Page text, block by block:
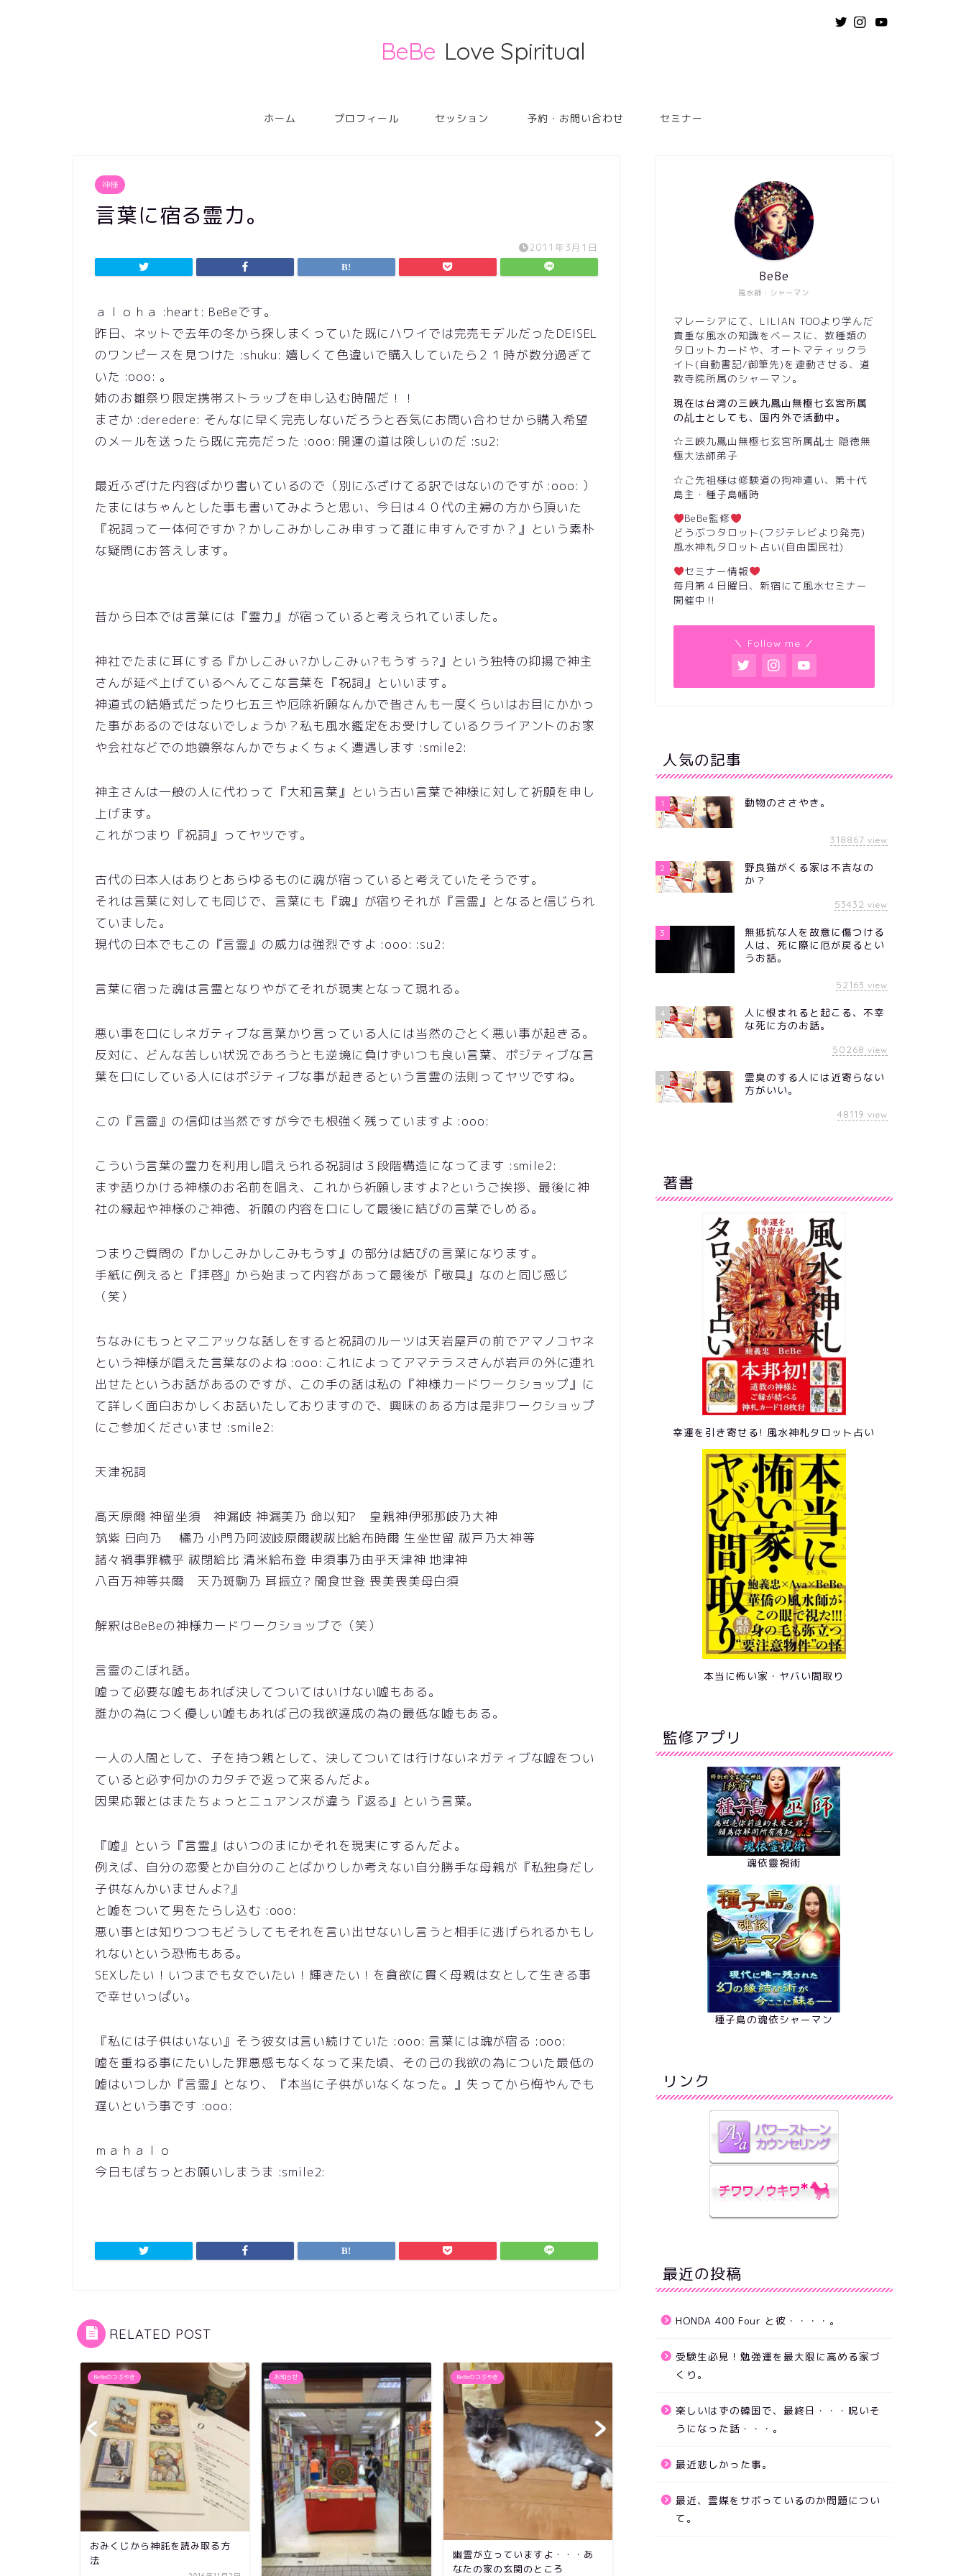
BeBe Love Spiritual
ホーム プロフィール セッション 予約・お問い合わせ セミナー
神様
言葉に宿る霊力。
2011年3月1日
ａｌｏｈａ :heart: BeBeです。
昨日、ネットで去年の冬から探しまくっていた既にハワイでは完売モデルだったDEISEL
のワンピースを見つけた :shuku: 嬉しくて色違いで購入していたら２１時が数分過ぎて
いた :ooo: 。
姉のお雛祭り限定携帯ストラップを申し込む時間だ！！
まさか :deredere: そんなに早く完売しないだろうと呑気にお問い合わせから購入希望
のメールを送ったら既に完売だった :ooo: 開運の道は険しいのだ :su2:
最近ふざけた内容ばかり書いているので（別にふざけてる訳ではないのですが :ooo: ）
たまにはちゃんとした事も書いてみようと思い、今日は４０代の主婦の方から頂いた
『祝詞って一体何ですか？かしこみかしこみ申すって誰に申すんですか？』という素朴
な疑問にお答えします。
昔から日本では言葉には『霊力』が宿っていると考えられていました。
神社でたまに耳にする『かしこみぃ?かしこみぃ?もうすぅ?』という独特の抑揚で神主
さんが延べ上げているへんてこな言葉を『祝詞』といいます。
神道式の結婚式だったり七五三や厄除祈願なんかで皆さんも一度くらいはお目にかかっ
た事があるのではないでしょうか？私も風水鑑定をお受けしているクライアントのお家
や会社などでの地鎮祭なんかでちょくちょく遭遇します :smile2:
神主さんは一般の人に代わって『大和言葉』という古い言葉で神様に対して祈願を申し
上げます。
これがつまり『祝詞』ってヤツです。
古代の日本人はありとあらゆるものに魂が宿っていると考えていたそうです。
それは言葉に対しても同じで、言葉にも『魂』が宿りそれが『言霊』となると信じられ
ていました。
現代の日本でもこの『言霊』の威力は強烈ですよ :ooo: :su2:
言葉に宿った魂は言霊となりやがてそれが現実となって現れる。
悪い事を口にしネガティブな言葉かり言っている人には当然のごとく悪い事が起きる。
反対に、どんな苦しい状況であろうとも逆境に負けずいつも良い言葉、ポジティブな言
葉を口にしている人にはポジティブな事が起きるという言霊の法則ってヤツですね。
この『言霊』の信仰は当然ですが今でも根強く残っていますよ :ooo:
こういう言葉の霊力を利用し唱えられる祝詞は３段階構造になってます :smile2:
まず語りかける神様のお名前を唱え、これから祈願しますよ?というご挨拶、最後に神
社の縁起や神様のご神徳、祈願の内容を口にして最後に結びの言葉でしめる。
つまりご質問の『かしこみかしこみもうす』の部分は結びの言葉になります。
手紙に例えると『拝啓』から始まって内容があって最後が『敬具』なのと同じ感じ
（笑）
ちなみにもっとマニアックな話しをすると祝詞のルーツは天岩屋戸の前でアマノコヤネ
という神様が唱えた言葉なのよね :ooo: これによってアマテラスさんが岩戸の外に連れ
出せたというお話があるのですが、この手の話は私の『神様カードワークショップ』に
て詳しく面白おかしくお話いたしておりますので、興味のある方は是非ワークショップ
にご参加くださいませ :smile2:
天津祝詞
高天原爾 神留坐須 神漏岐 神漏美乃 命以知? 皇親神伊邪那岐乃大神
筑紫 日向乃 橘乃 小門乃阿波岐原爾禊祓比給布時爾 生坐世留 祓戸乃大神等
諸々禍事罪穢乎 祓閉給比 清米給布登 申須事乃由乎天津神 地津神
八百万神等共爾 天乃斑駒乃 耳振立? 聞食世登 畏美畏美母白須
解釈はBeBeの神様カードワークショップで（笑）
言霊のこぼれ話。
嘘って必要な嘘もあれば決してついてはいけない嘘もある。
誰かの為につく優しい嘘もあれば己の我欲達成の為の最低な嘘もある。
一人の人間として、子を持つ親として、決してついては行けないネガティブな嘘をつい
ていると必ず何かのカタチで返って来るんだよ。
因果応報とはまたちょっとニュアンスが違う『返る』という言葉。
『嘘』という『言霊』はいつのまにかそれを現実にするんだよ。
例えば、自分の恋愛とか自分のことばかりしか考えない自分勝手な母親が『私独身だし
子供なんかいませんよ?』
と嘘をついて男をたらし込む :ooo:
悪い事とは知りつつもどうしてもそれを言い出せないし言うと相手に逃げられるかもし
れないという恐怖もある。
SEXしたい！いつまでも女でいたい！輝きたい！を貪欲に貫く母親は女として生きる事
で幸せいっぱい。
『私には子供はいない』そう彼女は言い続けていた :ooo: 言葉には魂が宿る :ooo:
嘘を重ねる事にたいした罪悪感もなくなって来た頃、その己の我欲の為についた最低の
嘘はいつしか『言霊』となり、『本当に子供がいなくなった。』失ってから悔やんでも
遅いという事です :ooo:
ｍａｈａｌｏ
今日もぽちっとお願いしまうま :smile2:
RELATED POST
BeBeのつぶやき
おみくじから神託を読み取る方
法
お知らせ BeBeのつぶやき
幽霊が立っていますよ・・・あ
なたの家の玄関のところ
BeBeのつぶやき
風水師・シャーマン
BeBe
マレーシアにて、LILIAN TOOより学んだ
貴重な風水の知識をベースに、数種類の
タロットカードや、オートマティックラ
イト(自動書記/御筆先)を連動させる、道
教寺院所属のシャーマン。
現在は台湾の三峽九鳳山無極七玄宮所属
の乩士としても、国内外で活動中。
☆三峽九鳳山無極七玄宮所属乩士 隠徳無
極大法師弟子
☆ご先祖様は修験道の狗神遣い、第十代
島主・種子島幡時
BeBe監修
どうぶつタロット(フジテレビより発売)
風水神札タロット占い(自由国民社)
セミナー情報
毎月第４日曜日、新宿にて風水セミナー
開催中‼︎
＼ Follow me ／
人気の記事
1 動物のささやき。
318867 view
2
野良猫がくる家は不吉なの
か？
53432 view
3
無抵抗な人を故意に傷つける
人は、死に際に厄が戻るとい
うお話。
52163 view
4
人に恨まれると起こる、不幸
な死に方のお話。
50268 view
5
霊臭のする人には近寄らない
方がいい。
48119 view
著書
幸運を引き寄せる! 風水神札タロット占い
本当に怖い家・ヤバい間取り
監修アプリ
魂依靈視術
種子島の魂依シャーマン
リンク
最近の投稿
HONDA 400 Four と彼・・・・。
受験生必見！勉強運を最大限に高める家づ
くり。
楽しいはずの韓国で、最終日・・・呪いそ
うになった話・・・。
最近悲しかった事。
最近、霊媒をサボっているのか問題につい
て。